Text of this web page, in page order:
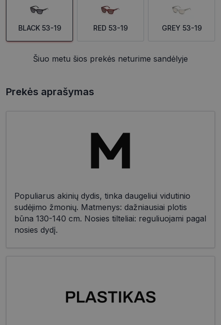
BLACK 53-19 RED 53-19 GREY 53-19
Šiuo metu šios prekės neturime sandėlyje
Prekės aprašymas
Populiarus akinių dydis, tinka daugeliui vidutinio
sudėjimo žmonių. Matmenys: dažniausiai plotis
būna 130-140 cm. Nosies tilteliai: reguliuojami pagal
nosies dydį.